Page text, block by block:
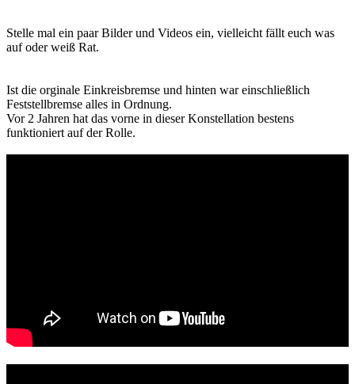
Stelle mal ein paar Bilder und Videos ein, vielleicht fällt euch was
auf oder weiß Rat.
Ist die orginale Einkreisbremse und hinten war einschließlich
Feststellbremse alles in Ordnung.
Vor 2 Jahren hat das vorne in dieser Konstellation bestens
funktioniert auf der Rolle.